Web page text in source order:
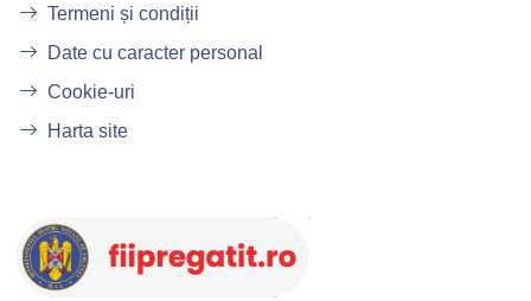
Termeni și condiții
Date cu caracter personal
Cookie-uri
Harta site